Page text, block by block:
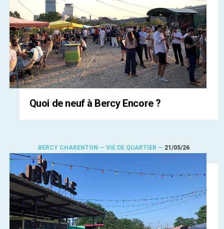
Quoi de neuf à Bercy Encore ?
BERCY CHARENTON — VIE DE QUARTIER — 21/05/26